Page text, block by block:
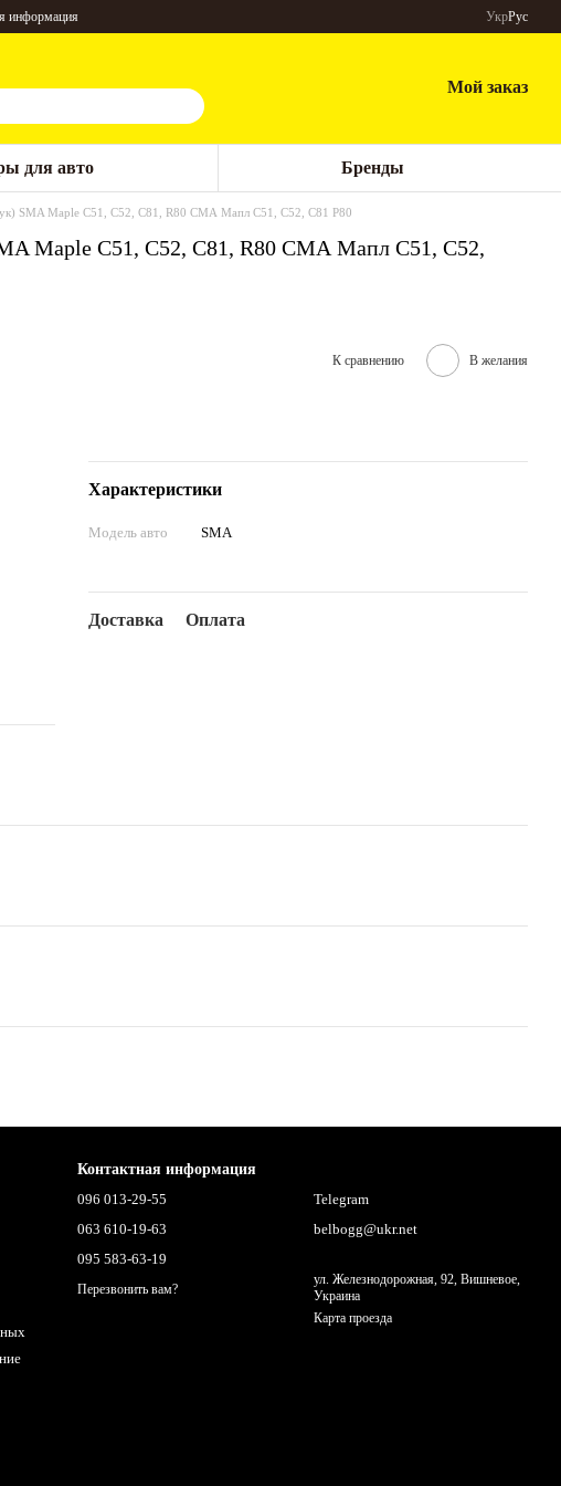
информация УкрРус
Мой заказ
для авто Бренды
SMA Maple C51, C52, C81, R80 СМА Мапл С51, С52, С81 Р80
Maple C51, C52, C81, R80 СМА Мапл С51, С52,
К сравнению В желания
Характеристики
Модель авто SMA
Доставка Оплата
Контактная информация
096 013-29-55
063 610-19-63
095 583-63-19
Перезвонить вам?
Telegram
belbogg@ukr.net
ул. Железнодорожная, 92, Вишневое,
Украина
Карта проезда